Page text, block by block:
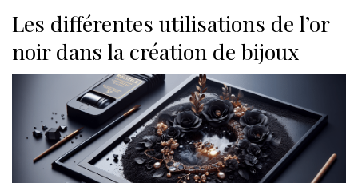
Les différentes utilisations de l’or
noir dans la création de bijoux